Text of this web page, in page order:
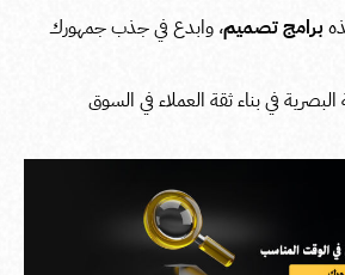
برامج تصميم، وابدع في جذب جمهورك
البصرية في بناء ثقة العملاء في السوق